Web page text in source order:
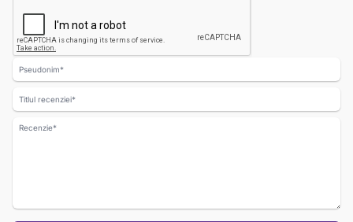
Nume
Titlul recenziei
Recenzie